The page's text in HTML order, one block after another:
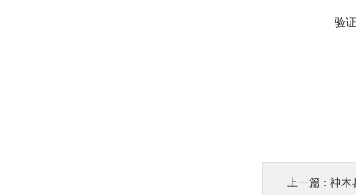
验
上一篇 : 神木